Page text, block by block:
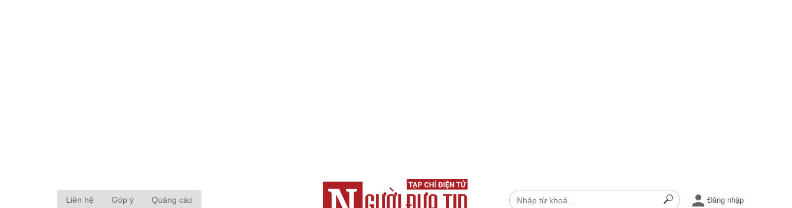
Liên hệ Góp ý Quảng cáo Đăng nhập